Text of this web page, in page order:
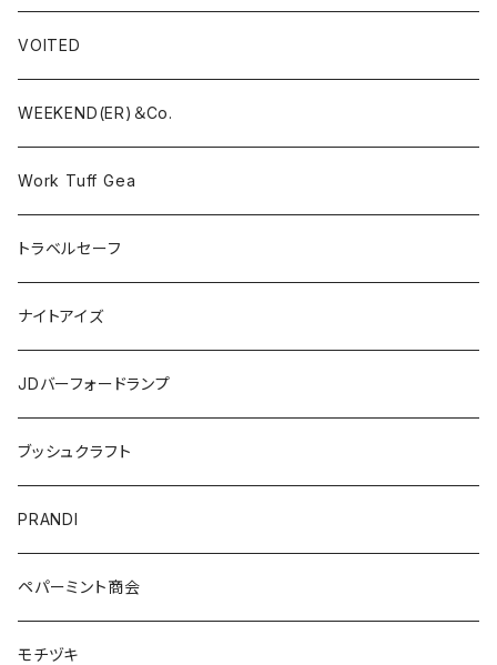
VOITED
WEEKEND(ER)＆Co.
Work Tuff Gea
トラベルセーフ
ナイトアイズ
JDバーフォードランプ
ブッシュクラフト
PRANDI
ペパーミント商会
モチヅキ